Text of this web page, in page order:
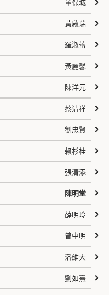
董保城
黃啟瑞
羅淑蕾
黃麗馨
陳洋元
蔡清祥
劉忠賢
賴杉桂
張清添
陳明堂
薛明玲
曾中明
潘維大
劉如熹